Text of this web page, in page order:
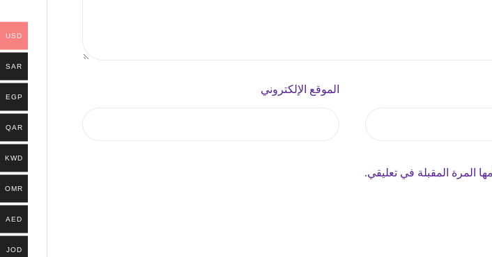
الموقع الإلكتروني
المرة المقبلة في تعليقي.
USD
SAR
EGP
QAR
KWD
OMR
AED
JOD